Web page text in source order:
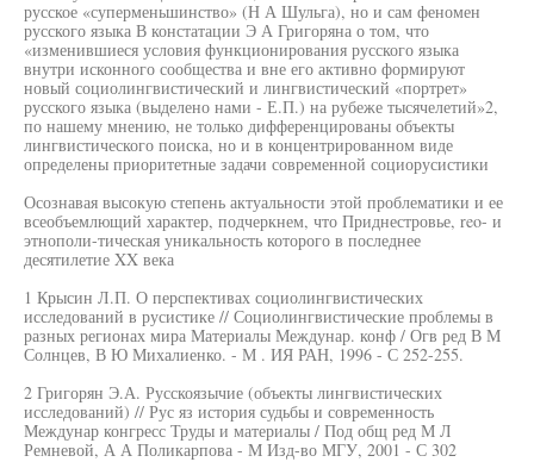
русское «суперменьшинство» (Н А Шульга), но и сам феномен
русского языка В констатации Э А Григоряна о том, что
«изменившиеся условия функционирования русского языка
внутри исконного сообщества и вне его активно формируют
новый социолингвистический и лингвистический «портрет»
русского языка (выделено нами - Е.П.) на рубеже тысячелетий»2,
по нашему мнению, не только дифференцированы объекты
лингвистического поиска, но и в концентрированном виде
определены приоритетные задачи современной социорусистики
Осознавая высокую степень актуальности этой проблематики и ее
всеобъемлющий характер, подчеркнем, что Приднестровье, reo- и
этнополи-тическая уникальность которого в последнее
десятилетие XX века
1 Крысин Л.П. О перспективах социолингвистических
исследований в русистике // Социолингвистические проблемы в
разных регионах мира Материалы Междунар. конф / Огв ред В М
Солнцев, В Ю Михалиенко. - М . ИЯ РАН, 1996 - С 252-255.
2 Григорян Э.А. Русскоязычие (объекты лингвистических
исследований) // Рус яз история судьбы и современность
Междунар конгресс Труды и материалы / Под общ ред М Л
Ремневой, А А Поликарпова - М Изд-во МГУ, 2001 - С 302